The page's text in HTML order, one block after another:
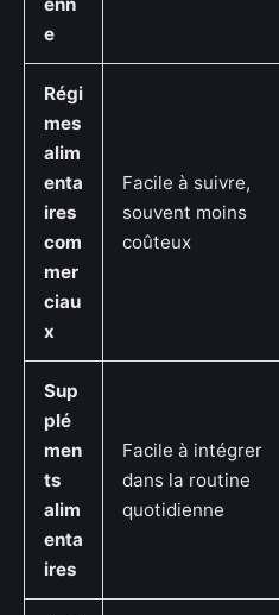
e
Régi
mes
alim
enta
ires
com
mer
ciau
x
Facile à suivre,
souvent moins
coûteux
Sup
plé
men
ts
alim
enta
ires
Facile à intégrer
dans la routine
quotidienne